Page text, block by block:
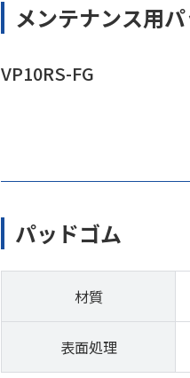
メンテナンス用
VP10RS-FG
パッドゴム
材質
表面処理